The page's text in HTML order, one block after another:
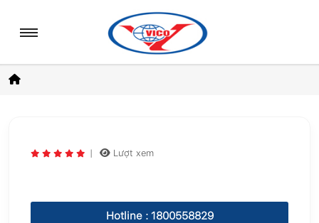
| Lượt xem
Hotline : 1800558829